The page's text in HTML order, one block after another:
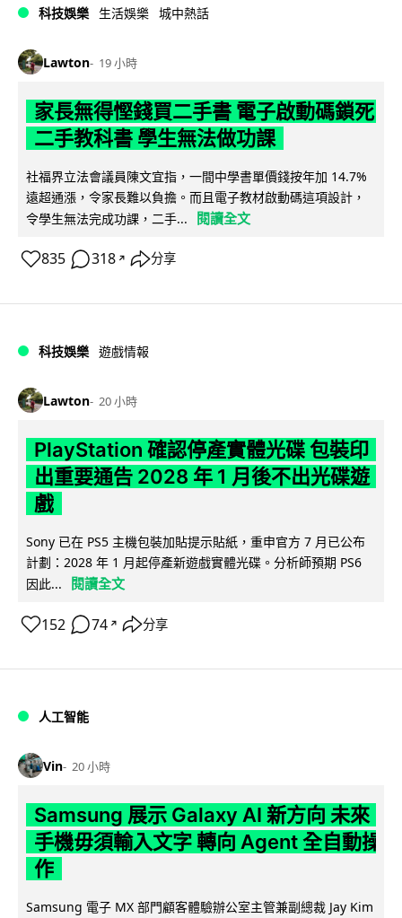
科技娛樂 生活娛樂 城中熱話
Lawton 19 小時
家長無得慳錢買二手書 電子啟動碼鎖死
二手教科書 學生無法做功課
社福界立法會議員陳文宜指，一間中學書單價錢按年加 14.7%
遠超通漲，令家長難以負擔。而且電子教材啟動碼這項設計，
令學生無法完成功課，二手...
閱讀全文
835 318 ↗ 分享
科技娛樂 遊戲情報
Lawton 20 小時
PlayStation 確認停產實體光碟 包裝印
出重要通告 2028 年 1 月後不出光碟遊
戲
Sony 已在 PS5 主機包裝加貼提示貼紙，重申官方 7 月已公布
計劃：2028 年 1 月起停產新遊戲實體光碟。分析師預期 PS6
因此...
閱讀全文
152 74 ↗ 分享
人工智能
Vin 20 小時
Samsung 展示 Galaxy AI 新方向 未來
手機毋須輸入文字 轉向 Agent 全自動操
作
Samsung 電子 MX 部門顧客體驗辦公室主管兼副總裁 Jay Kim